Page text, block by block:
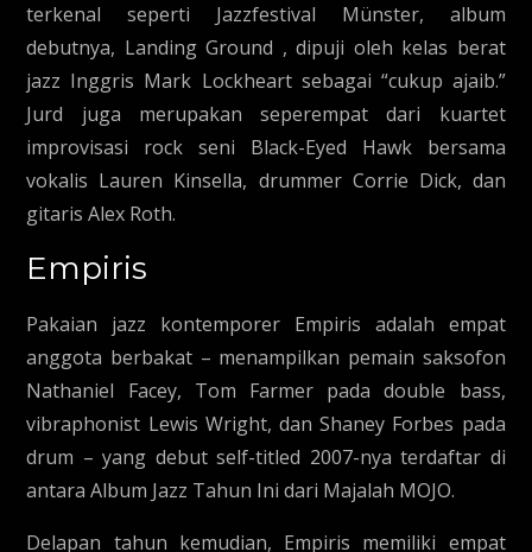
terkenal seperti Jazzfestival Münster, album
debutnya, Landing Ground , dipuji oleh kelas berat
jazz Inggris Mark Lockheart sebagai “cukup ajaib.”
Jurd juga merupakan seperempat dari kuartet
improvisasi rock seni Black-Eyed Hawk bersama
vokalis Lauren Kinsella, drummer Corrie Dick, dan
gitaris Alex Roth.
Empiris
Pakaian jazz kontemporer Empiris adalah empat
anggota berbakat – menampilkan pemain saksofon
Nathaniel Facey, Tom Farmer pada double bass,
vibraphonist Lewis Wright, dan Shaney Forbes pada
drum – yang debut self-titled 2007-nya terdaftar di
antara Album Jazz Tahun Ini dari Majalah MOJO.
Delapan tahun kemudian, Empiris memiliki empat